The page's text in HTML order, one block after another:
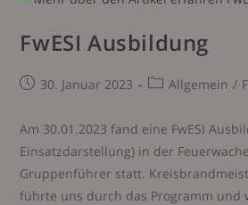
FwESI Ausbildung
Beitrag30. Januar 2023
Beitrags-
Allgemein /
Am 30.01.2023 fand eine FwESI
Einsatzdarstellung) in der
Gruppenführer statt.
führte uns durch das Programm und